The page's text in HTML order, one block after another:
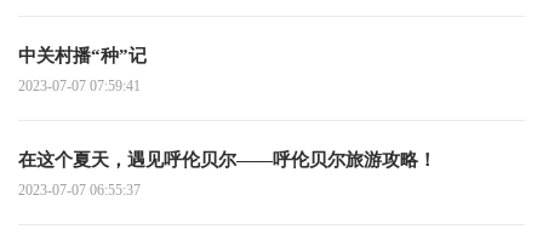
中关村播“种”记
2023-07-07 07:59:41
在这个夏天，遇见呼伦贝尔——呼伦贝尔旅游攻略！
2023-07-07 06:55:37